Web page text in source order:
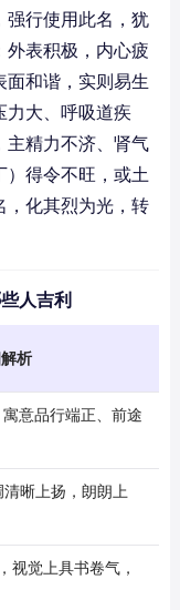
强行使用此名，犹
表积极，内心疲
和谐，实则易生
力大、呼吸道疾
主精力不济、肾气
）得令不旺，或土
，化其烈为光，转
人吉利
析
寓意品行端正、前途
晰上扬，朗朗上
视觉上具书卷气，